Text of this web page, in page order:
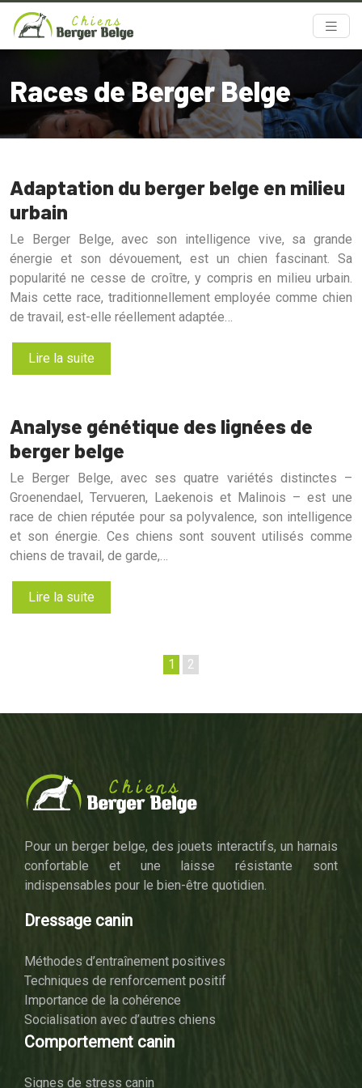
Races de Berger Belge
Adaptation du berger belge en milieu
urbain
Le Berger Belge, avec son intelligence vive, sa grande
énergie et son dévouement, est un chien fascinant. Sa
popularité ne cesse de croître, y compris en milieu urbain.
Mais cette race, traditionnellement employée comme chien
de travail, est-elle réellement adaptée…
Lire la suite
Analyse génétique des lignées de
berger belge
Le Berger Belge, avec ses quatre variétés distinctes –
Groenendael, Tervueren, Laekenois et Malinois – est une
race de chien réputée pour sa polyvalence, son intelligence
et son énergie. Ces chiens sont souvent utilisés comme
chiens de travail, de garde,…
Lire la suite
1 2
Pour un berger belge, des jouets interactifs, un harnais
confortable et une laisse résistante sont
indispensables pour le bien-être quotidien.
Dressage canin
Méthodes d’entraînement positives
Techniques de renforcement positif
Importance de la cohérence
Socialisation avec d’autres chiens
Comportement canin
Signes de stress canin